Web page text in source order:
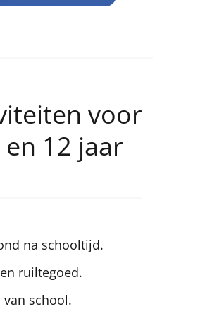
voor
12 jaar
na schooltijd.
ruiltegoed.
school.